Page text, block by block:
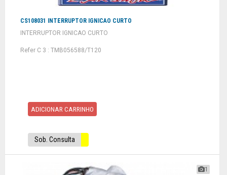
CS108031 INTERRUPTOR IGNICAO CURTO
INTERRUPTOR IGNICAO CURTO
Refer C 3 : TMB056588/T120
ADICIONAR CARRINHO
Sob. Consulta
1